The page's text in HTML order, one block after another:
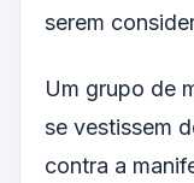
serem
Um grupo de
se vestissem
contra a